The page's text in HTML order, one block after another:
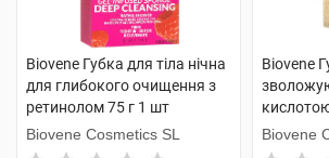
Biovene Губка для тіла нічна
для глибокого очищення з
ретинолом 75 г 1 шт
Biovene Cosmetics SL
Biovene
75 г 1 шт
Biovene